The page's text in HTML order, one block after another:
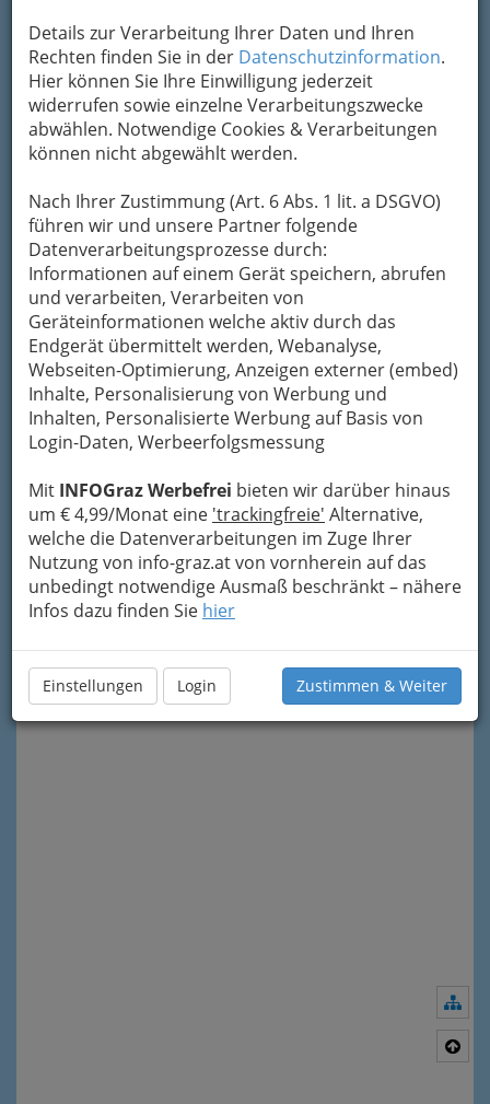
Details zur Verarbeitung Ihrer Daten und Ihren
Rechten finden Sie in der Datenschutzinformation.
Hier können Sie Ihre Einwilligung jederzeit
widerrufen sowie einzelne Verarbeitungszwecke
abwählen. Notwendige Cookies & Verarbeitungen
können nicht abgewählt werden.
Nach Ihrer Zustimmung (Art. 6 Abs. 1 lit. a DSGVO)
führen wir und unsere Partner folgende
Datenverarbeitungsprozesse durch:
Informationen auf einem Gerät speichern, abrufen
und verarbeiten, Verarbeiten von
Geräteinformationen welche aktiv durch das
Endgerät übermittelt werden, Webanalyse,
Webseiten-Optimierung, Anzeigen externer (embed)
Inhalte, Personalisierung von Werbung und
Inhalten, Personalisierte Werbung auf Basis von
Login-Daten, Werbeerfolgsmessung
Mit INFOGraz Werbefrei bieten wir darüber hinaus
um € 4,99/Monat eine 'trackingfreie' Alternative,
welche die Datenverarbeitungen im Zuge Ihrer
Nutzung von info-graz.at von vornherein auf das
unbedingt notwendige Ausmaß beschränkt – nähere
Infos dazu finden Sie hier
Einstellungen Login Zustimmen & Weiter
Übermittlung Ihrer Nachricht ein sicheres
Formular. Ihre Nachricht wird nach dem
Absenden umgehend per Mail an das
Unternehmen Herz - Jesu - Apotheke
weitergeleitet.
Mein Name
Meine Email Adresse
Mein Betreff
Meine Nachricht
Meine Nachricht senden